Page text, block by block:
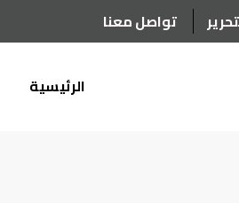
تواصل معنا
الرئيسية